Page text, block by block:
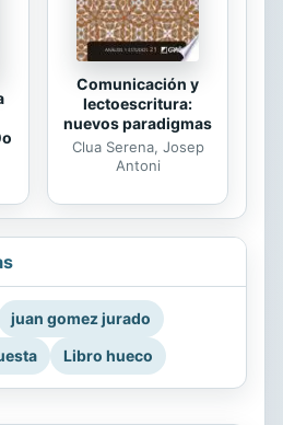
Comunicación y
lectoescritura:
nuevos paradigmas
Clua Serena, Josep
Antoni
juan gomez jurado
Libro hueco